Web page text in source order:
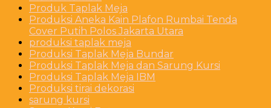
Produk Taplak Meja
Produksi Aneka Kain Plafon Rumbai Tenda
Cover Putih Polos Jakarta Utara
produksi taplak meja
Produksi Taplak Meja Bundar
Produksi Taplak Meja dan Sarung Kursi
Produksi Taplak Meja IBM
Produksi tirai dekorasi
sarung kursi